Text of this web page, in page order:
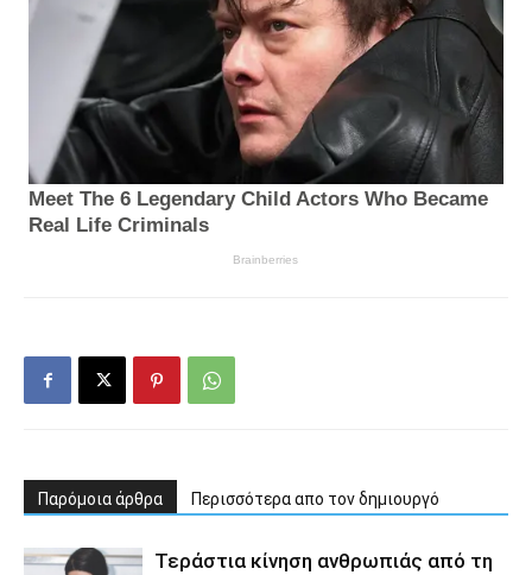
Παρόμοια άρθρα Περισσότερα απο τον δημιουργό
Τεράστια κίνηση ανθρωπιάς από τη